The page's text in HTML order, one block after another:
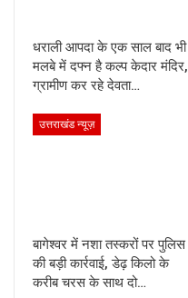
धराली आपदा के एक साल बाद भी
मलबे में दफ्न है कल्प केदार मंदिर,
ग्रामीण कर रहे देवता…
उत्तराखंड न्यूज़
बागेश्वर में नशा तस्करों पर पुलिस
की बड़ी कार्रवाई, डेढ़ किलो के
करीब चरस के साथ दो…